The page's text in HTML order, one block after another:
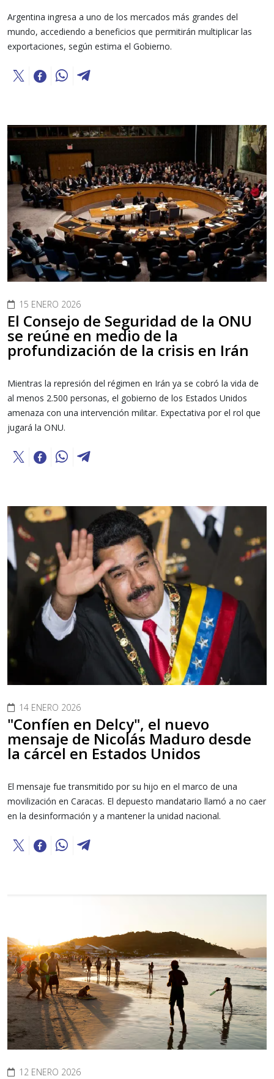
Argentina ingresa a uno de los mercados más grandes del
mundo, accediendo a beneficios que permitirán multiplicar las
exportaciones, según estima el Gobierno.
15 ENERO 2026
El Consejo de Seguridad de la ONU
se reúne en medio de la
profundización de la crisis en Irán
Mientras la represión del régimen en Irán ya se cobró la vida de
al menos 2.500 personas, el gobierno de los Estados Unidos
amenaza con una intervención militar. Expectativa por el rol que
jugará la ONU.
14 ENERO 2026
"Confíen en Delcy", el nuevo
mensaje de Nicolás Maduro desde
la cárcel en Estados Unidos
El mensaje fue transmitido por su hijo en el marco de una
movilización en Caracas. El depuesto mandatario llamó a no caer
en la desinformación y a mantener la unidad nacional.
12 ENERO 2026